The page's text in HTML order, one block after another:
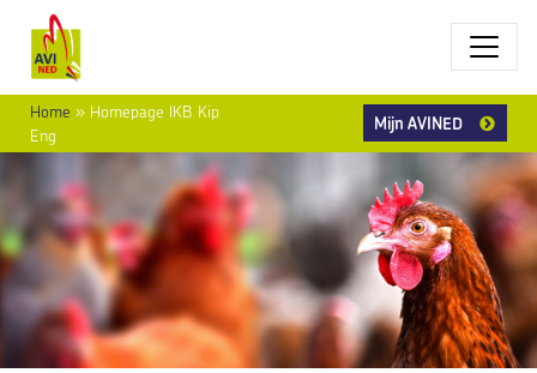
Home » Homepage IKB Kip
Eng
Mijn AVINED